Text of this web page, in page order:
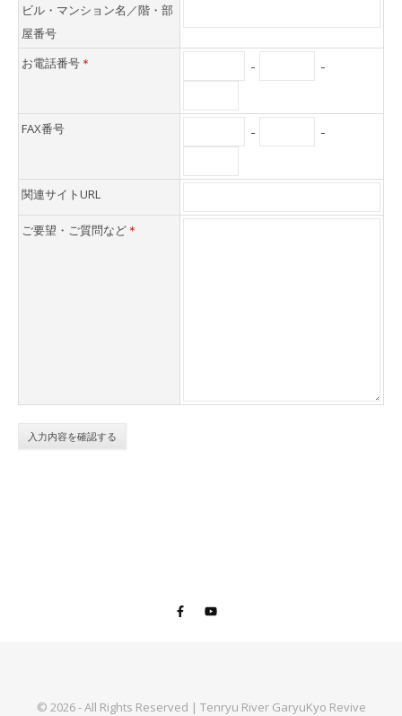
ビル・マンション名／階・部
屋番号
お電話番号 ＊ - -
FAX番号 - -
関連サイトURL
ご要望・ご質問など ＊
© 2026 - All Rights Reserved | Tenryu River GaryuKyo Revive